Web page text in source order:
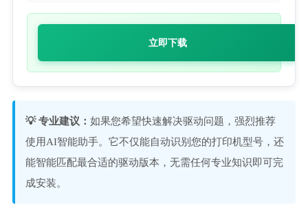
立即下载
💡 专业建议： 如果您希望快速解决驱动问题，强烈推荐
使用AI智能助手。它不仅能自动识别您的打印机型号，还
能智能匹配最合适的驱动版本，无需任何专业知识即可完
成安装。